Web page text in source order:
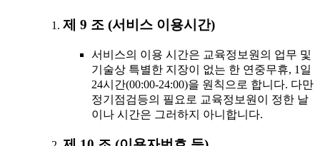
제 9 조 (서비스 이용시간)
서비스의 이용 시간은 교육정보원의 업무 및
기술상 특별한 지장이 없는 한 연중무휴, 1일
24시간(00:00-24:00)을 원칙으로 합니다. 다만
정기점검등의 필요로 교육정보원이 정한 날
이나 시간은 그러하지 아니합니다.